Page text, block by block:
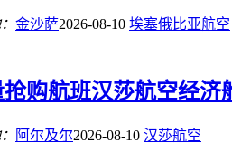
金沙萨2026-08-10 埃塞俄比亚航空
购航班汉莎航空经济
阿尔及尔2026-08-10 汉莎航空